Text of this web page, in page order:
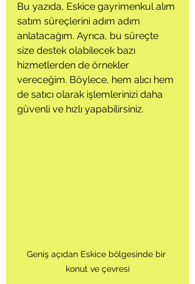
Bu yazıda, Eskice gayrimenkul alım
satım süreçlerini adım adım
anlatacağım. Ayrıca, bu süreçte
size destek olabilecek bazı
hizmetlerden de örnekler
vereceğim. Böylece, hem alıcı hem
de satıcı olarak işlemlerinizi daha
güvenli ve hızlı yapabilirsiniz.
Geniş açıdan Eskice bölgesinde bir
konut ve çevresi